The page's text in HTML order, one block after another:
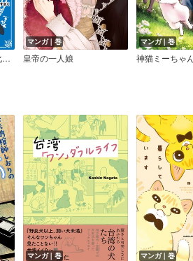
やりなおし貴族の聖人化レベルアップ
マンガ｜巻
皇帝の一人娘
マンガ｜巻
マンガ｜巻 マンガ｜巻